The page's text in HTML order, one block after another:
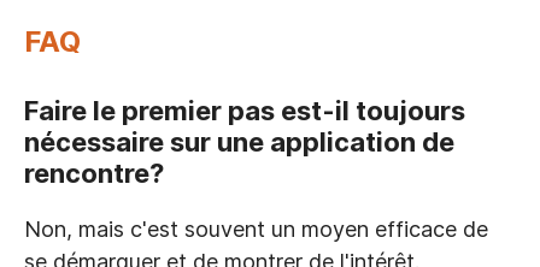
FAQ
Faire le premier pas est-il toujours
nécessaire sur une application de
rencontre?
Non, mais c'est souvent un moyen efficace de
se démarquer et de montrer de l'intérêt.